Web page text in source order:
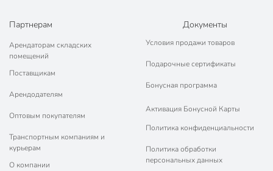
Партнерам
Арендаторам складских
помещений
Поставщикам
Арендодателям
Оптовым покупателям
Транспортным компаниям и
курьерам
О компании
Документы
Условия продажи товаров
Подарочные сертификаты
Бонусная программа
Активация Бонусной Карты
Политика конфиденциальности
Политика обработки
персональных данных